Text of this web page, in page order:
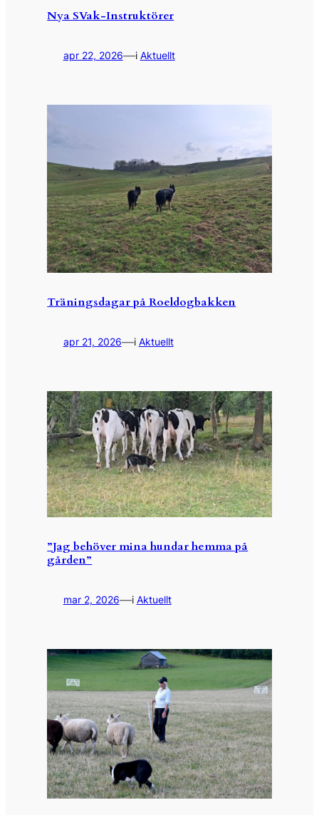
Nya SVak-Instruktörer
apr 22, 2026—i Aktuellt
Träningsdagar på Roeldogbakken
apr 21, 2026—i Aktuellt
”Jag behöver mina hundar hemma på
gården”
mar 2, 2026—i Aktuellt